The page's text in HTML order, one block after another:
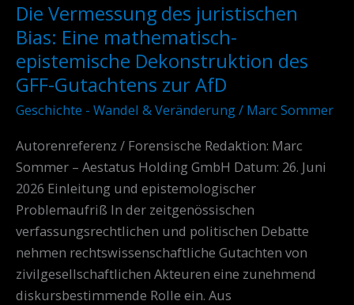
Die Vermessung des juristischen
Bias: Eine mathematisch-
epistemische Dekonstruktion des
GFF-Gutachtens zur AfD
Geschichte - Wandel & Veränderung/ Marc Sommer
Autorenreferenz / Forensische Redaktion: Marc
Sommer – Aestatus Holding GmbH Datum: 26. Juni
2026 Einleitung und epistemologischer
Problemaufriß In der zeitgenössischen
verfassungsrechtlichen und politischen Debatte
nehmen rechtswissenschaftliche Gutachten von
zivilgesellschaftlichen Akteuren eine zunehmend
diskursbestimmende Rolle ein. Aus
Die
Vermessung
des
juristischen
Bias:
Eine
mathematisch-
epistemische
Dekonstruktion
des
GFF-
Gutachtens
zur
AfD